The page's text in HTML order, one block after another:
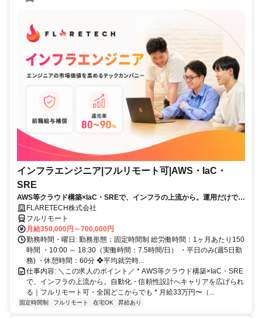
インフラエンジニア|フルリモート可|AWS・IaC・
SRE
AWS等クラウド構築×IaC・SREで、インフラの上流から。運用だけで終
わらず、自動化・信頼性設計・アーキテクチャ設計へキャリアを広げら
れます。若手中心・AI駆動開発が日常。残業月10h以下・年休123日・フ
ルリモート可。
FLARETECH株式会社
フルリモート
月給350,000円～700,000円
勤務時間・曜日: 勤務形態：固定時間制 総労働時間：1ヶ月あたり150
時間 ・10:00 ～ 18:30（実働時間：7.5時間/日） ・平日のみ(週5日勤
務) ・休憩時間：60分 ❖平均就労時...
仕事内容: ＼この求人のポイント／ * AWS等クラウド構築×IaC・SRE
で、インフラの上流から。自動化・信頼性設計へキャリアを広げられ
る｜フルリモート可・全国どこからでも * 月給33万円〜（...
固定時間制 フルリモート 在宅OK 昇給あり